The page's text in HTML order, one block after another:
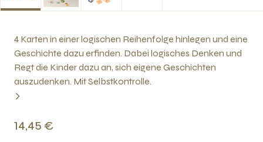
4 Karten in einer logischen Reihenfolge hinlegen und eine
Geschichte dazu erfinden. Dabei logisches Denken und
Regt die Kinder dazu an, sich eigene Geschichten
auszudenken. Mit Selbstkontrolle.
14,45 €